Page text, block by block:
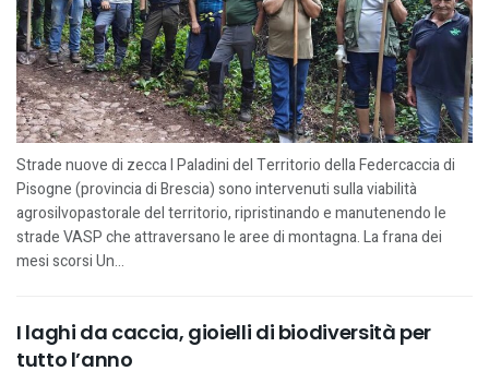
Strade nuove di zecca I Paladini del Territorio della Federcaccia di
Pisogne (provincia di Brescia) sono intervenuti sulla viabilità
agrosilvopastorale del territorio, ripristinando e manutenendo le
strade VASP che attraversano le aree di montagna. La frana dei
mesi scorsi Un...
I laghi da caccia, gioielli di biodiversità per
tutto l’anno